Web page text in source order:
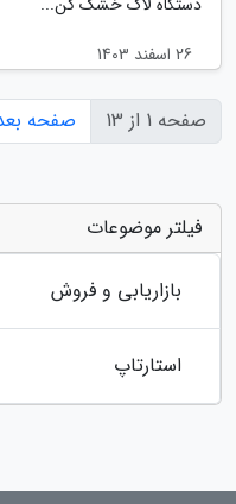
26 اسفند 1403
صفحه 1 از 13 صفحه
فیلتر موضوعات
بازاریابی و فروش
استارتاپ